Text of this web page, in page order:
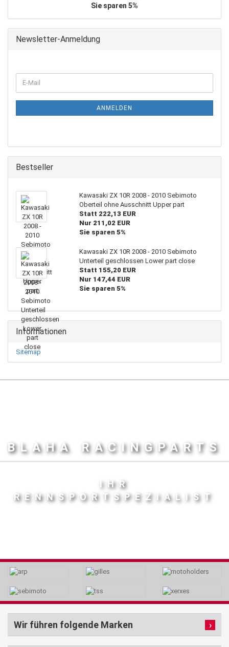
Sie sparen 5%
Newsletter-Anmeldung
ZUR
NEWSLETTER-
E-
Mail
ANMELDEN
Bestseller
Kawasaki ZX 10R 2008 - 2010 Sebimoto
Oberteil ohne Ausschnitt Upper part
Statt 222,13 EUR
Nur 211,02 EUR
Sie sparen 5%
Kawasaki ZX 10R 2008 - 2010 Sebimoto
Unterteil geschlossen Lower part close
Statt 155,20 EUR
Nur 147,44 EUR
Sie sparen 5%
Informationen
Sitemap
BLAHA RACINGPARTS
IHR
RENNSPORTSPEZIALIST
Wir führen folgende Marken